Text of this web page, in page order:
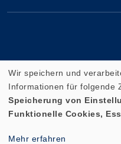
Cookie Einstellungen
Wir speichern und
Informationen für folgende
Speicherung von
Funktionelle Cookies,
Mehr erfahren